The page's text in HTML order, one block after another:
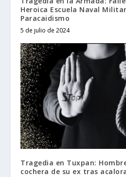
Heroica Escuela Naval
Paracaidismo
5 de julio de 2024
Tragedia en Tuxpan:
cochera de su ex tras